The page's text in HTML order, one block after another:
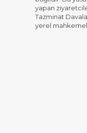
yapan
Tazminat
yerel